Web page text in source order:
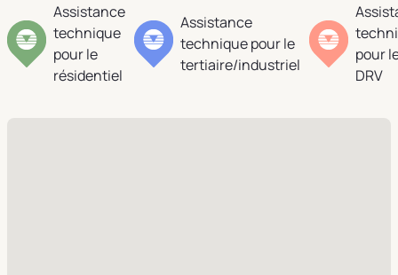
Assistance
technique
pour le
résidentiel
Assistance
technique pour le
tertiaire/industriel
pour
DRV